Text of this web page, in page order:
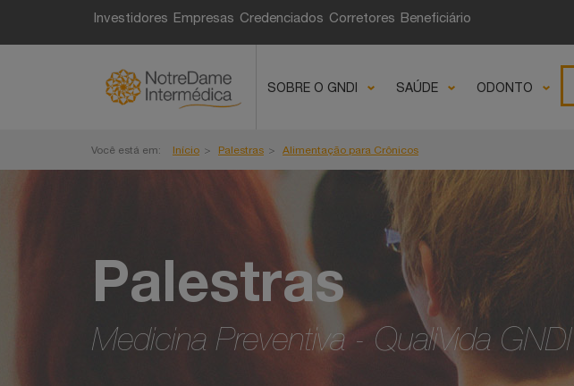
Investidores Empresas Credenciados Corretores Beneficiário
SOBRE O GNDI SAÚDE ODONTO
Você está em: Início Palestras Alimentação para Crônicos
Palestras
Medicina Preventiva - QualiVida GNDI